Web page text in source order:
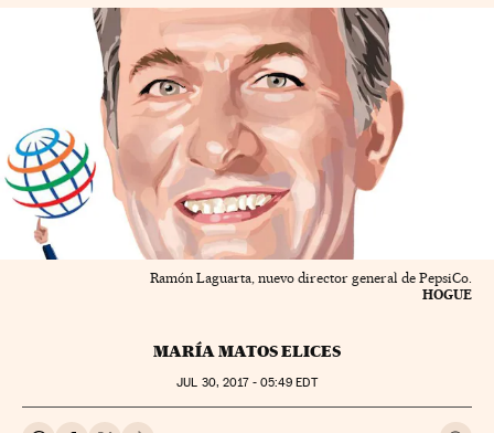
Ramón Laguarta, nuevo director general de PepsiCo.
HOGUE
MARÍA MATOS ELICES
JUL 30, 2017 - 05:49 EDT